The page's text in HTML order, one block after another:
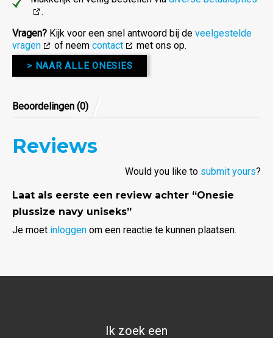
.
Vragen? Kijk voor een snel antwoord bij de veelgestelde
vragen
of neem contact met ons op.
> NAAR ALLE ONESIES
Beoordelingen (0)
Reviews
Would you like to submit yours?
Laat als eerste een review achter “Onesie
plussize navy uniseks”
Je moet inloggen om een reactie te kunnen plaatsen.
Ik zoek een